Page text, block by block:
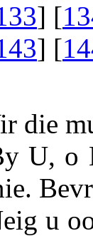
] [
] [
die
U, o
u